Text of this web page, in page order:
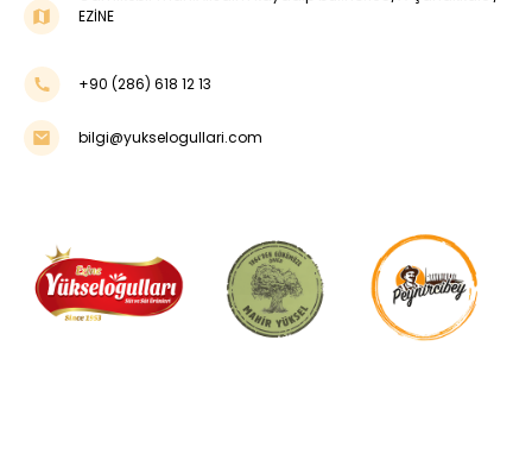
EZİNE
+90 (286) 618 12 13
bilgi@yukselogullari.com